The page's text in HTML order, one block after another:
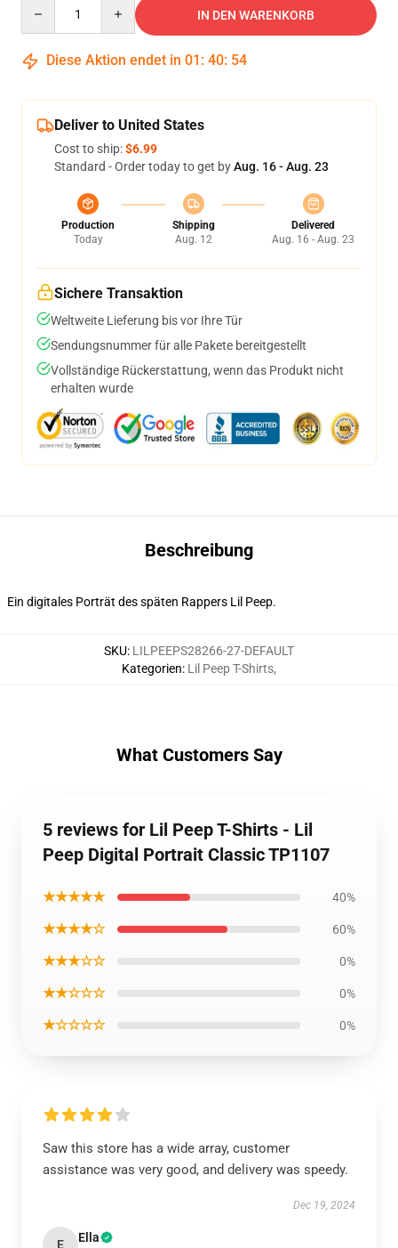
IN DEN WARENKORB
Diese Aktion endet in 01 : 40: 54
Deliver to United States
Cost to ship:$6.99
Standard - Order today to get byAug. 16 - Aug. 23
Production
Today
Shipping
Aug. 12
Delivered
Aug. 16 - Aug. 23
Sichere Transaktion
Weltweite Lieferung bis vor Ihre Tür
Sendungsnummer für alle Pakete bereitgestellt
Vollständige Rückerstattung, wenn das Produkt nicht
erhalten wurde
Beschreibung
Ein digitales Porträt des späten Rappers Lil Peep.
SKU: LILPEEPS28266-27-DEFAULT
Kategorien: Lil Peep T-Shirts,
What Customers Say
5 reviews for Lil Peep T-Shirts - Lil
Peep Digital Portrait Classic TP1107
★★★★★ 40%
★★★★☆ 60%
★★★☆☆ 0%
★★☆☆☆ 0%
★☆☆☆☆ 0%
Saw this store has a wide array, customer
assistance was very good, and delivery was speedy.
Dec 19, 2024
E Ella